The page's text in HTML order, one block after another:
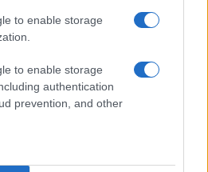
to enable storage
to enable storage
authentication
prevention, and other
en crypto in een week van